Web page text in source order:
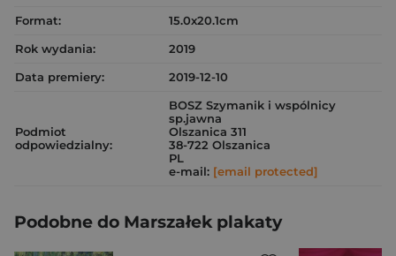
Format:
15.0x20.1cm
Rok wydania:
2019
Data premiery:
2019-12-10
Podmiot
odpowiedzialny:
BOSZ Szymanik i wspólnicy
sp.jawna
Olszanica 311
38-722 Olszanica
PL
e-mail: [email protected]
Podobne do Marszałek plakaty